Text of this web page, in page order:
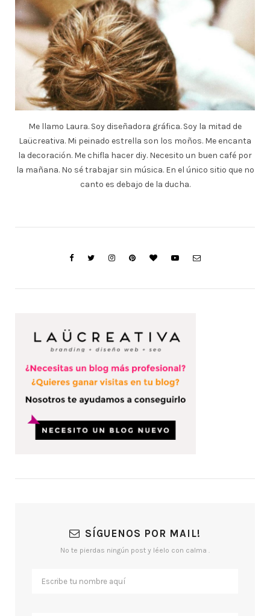
Me llamo Laura. Soy diseñadora gráfica. Soy la mitad de
Laücreativa. Mi peinado estrella son los moños. Me encanta
la decoración. Me chifla hacer diy. Necesito un buen café por
la mañana. No sé trabajar sin música. En el único sitio que no
canto es debajo de la ducha.
SÍGUENOS POR MAIL!
No te pierdas ningún post y léelo con calma .